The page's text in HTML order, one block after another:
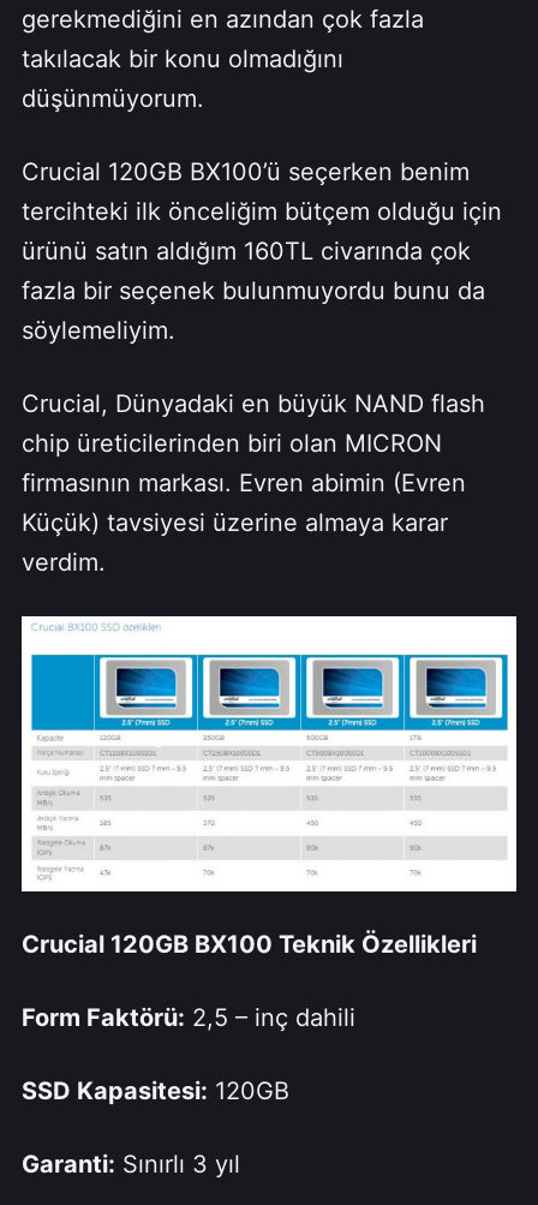
gerekmediğini en azından çok fazla
takılacak bir konu olmadığını
düşünmüyorum.
Crucial 120GB BX100’ü seçerken benim
tercihteki ilk önceliğim bütçem olduğu için
ürünü satın aldığım 160TL civarında çok
fazla bir seçenek bulunmuyordu bunu da
söylemeliyim.
Crucial, Dünyadaki en büyük NAND flash
chip üreticilerinden biri olan MICRON
firmasının markası. Evren abimin (Evren
Küçük) tavsiyesi üzerine almaya karar
verdim.
Crucial 120GB BX100 Teknik Özellikleri
Form Faktörü: 2,5 – inç dahili
SSD Kapasitesi: 120GB
Garanti: Sınırlı 3 yıl